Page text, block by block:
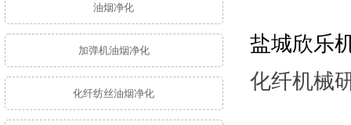
油烟净化
加弹机油烟净化
化纤纺丝油烟净化
盐城欣乐
化纤机械